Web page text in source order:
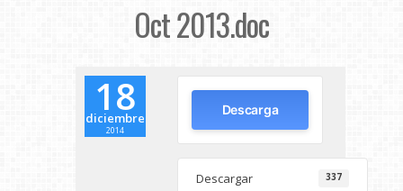
Oct 2013.doc
18
diciembre
2014
Descarga
Descargar 337